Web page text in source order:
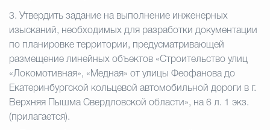
3. Утвердить задание на выполнение инженерных
изысканий, необходимых для разработки документации
по планировке территории, предусматривающей
размещение линейных объектов «Строительство улиц
«Локомотивная», «Медная» от улицы Феофанова до
Екатеринбургской кольцевой автомобильной дороги в г.
Верхняя Пышма Свердловской области», на 6 л. 1 экз.
(прилагается).